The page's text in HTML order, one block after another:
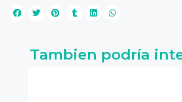
Tambien podría